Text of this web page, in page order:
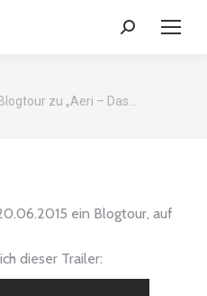
Search:
Blogtour zu „Aeri – Das…
ein Blogtour, auf
dieser Trailer: